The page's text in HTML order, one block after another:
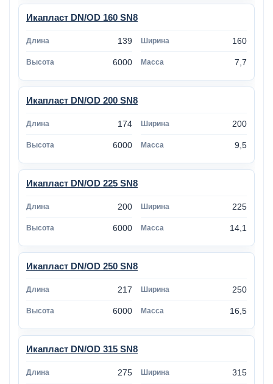
Икапласт DN/OD 160 SN8
139 160
6000 7,7
Икапласт DN/OD 200 SN8
174 200
6000 9,5
Икапласт DN/OD 225 SN8
200 225
6000 14,1
Икапласт DN/OD 250 SN8
217 250
6000 16,5
Икапласт DN/OD 315 SN8
275 315